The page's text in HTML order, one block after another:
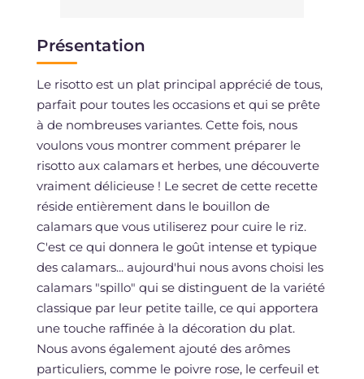
Présentation
Le risotto est un plat principal apprécié de tous,
parfait pour toutes les occasions et qui se prête
à de nombreuses variantes. Cette fois, nous
voulons vous montrer comment préparer le
risotto aux calamars et herbes, une découverte
vraiment délicieuse ! Le secret de cette recette
réside entièrement dans le bouillon de
calamars que vous utiliserez pour cuire le riz.
C'est ce qui donnera le goût intense et typique
des calamars... aujourd'hui nous avons choisi les
calamars "spillo" qui se distinguent de la variété
classique par leur petite taille, ce qui apportera
une touche raffinée à la décoration du plat.
Nous avons également ajouté des arômes
particuliers, comme le poivre rose, le cerfeuil et